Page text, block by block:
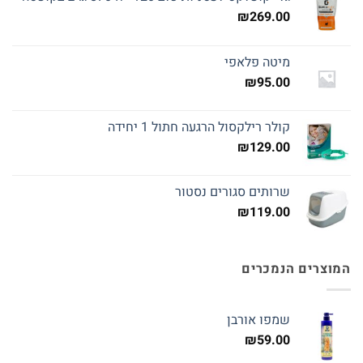
₪269.00
מיטה פלאפי
₪95.00
קולר רילקסול הרגעה חתול 1 יחידה
₪129.00
שרותים סגורים נסטור
₪119.00
המוצרים הנמכרים
שמפו אורבן
₪59.00